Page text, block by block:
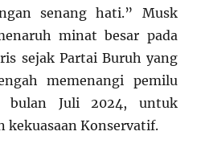
senang hati.” Musk
minat besar pada
sejak Partai Buruh yang
memenangi pemilu
bulan Juli 2024, untuk
kekuasaan Konservatif.